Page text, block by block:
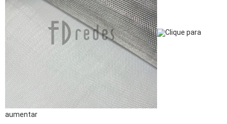
Clique para
aumentar